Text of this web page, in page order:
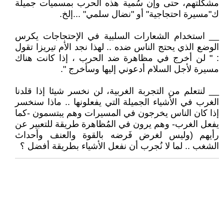
مشكلتهم، حتى وإن سُمية هذه الحرب بمسميات جميلة
ك"مسيرة احتجاجية" أو "نضال سلمي" ...إلخ.
__ استخدام الشعارات السلبية في الإحتجاجات يكرس
الوضع الذي يحتج الناس ضده .. لهذا نجد الأم تيريزا تقول
: " لن أخرج في مظاهرة ضد الحرب ، إذا كانت هناك
مسيرة لأجل السلام أدعوني إليها وسأخرج ".
__ لنتعلم من التجربة الغربية، لن نخسر شيئا إذا قلدنا
الغرب في الأشياء الجميلة التي يفعلونها .. ماذا سنخسر
إذا كان الناس يخرجون في المسيرات وهم يبتسمون -كما
يفعل الغرب- وهم يرون في المُظاهرة طريقة للتعبير عن
رأيهم (وليس لغرض فَرضه بالقوة والعنف وأحداث
الشغب .. لما لا نُجرب أن نفعل الأشياء بطريقة أفضل ؟